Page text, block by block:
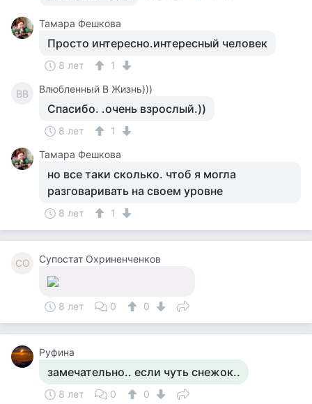
Тамара Фешкова
Просто интересно.интересный человек
8 лет 1
ВВ Влюбленный В Жизнь)))
Спасибо. .очень взрослый.))
8 лет
1
Тамара Фешкова
но все таки сколько. чтоб я могла
разговаривать на своем уровне
8 лет 1
СО Супостат Охриненченков
8 лет 0 0
Руфина
замечательно.. если чуть снежок..
8 лет 0 0